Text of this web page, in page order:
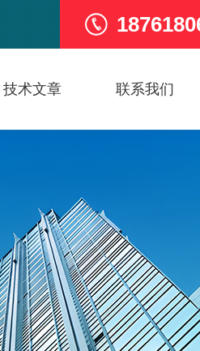
技术文章 联系我们